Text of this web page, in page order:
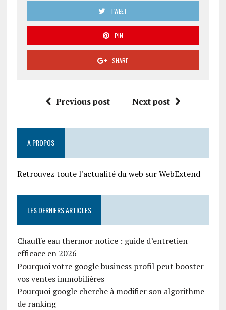
TWEET
PIN
SHARE
Previous post Next post
A PROPOS
Retrouvez toute l'actualité du web sur WebExtend
LES DERNIERS ARTICLES
Chauffe eau thermor notice : guide d’entretien
efficace en 2026
Pourquoi votre google business profil peut booster
vos ventes immobilières
Pourquoi google cherche à modifier son algorithme
de ranking